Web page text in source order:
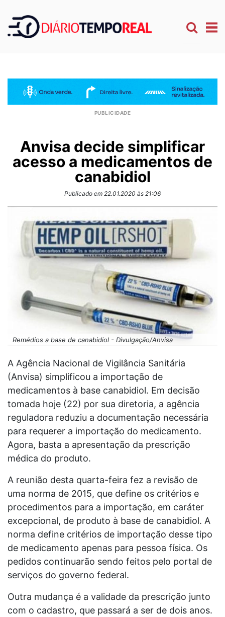
Anvisa decide simplificar
acesso a medicamentos de
canabidiol
Publicado em 22.01.2020 às 21:06
Remédios a base de canabidiol - Divulgação/Anvisa
A Agência Nacional de Vigilância Sanitária
(Anvisa) simplificou a importação de
medicamentos à base canabidiol. Em decisão
tomada hoje (22) por sua diretoria, a agência
reguladora reduziu a documentação necessária
para requerer a importação do medicamento.
Agora, basta a apresentação da prescrição
médica do produto.
A reunião desta quarta-feira fez a revisão de
uma norma de 2015, que define os critérios e
procedimentos para a importação, em caráter
excepcional, de produto à base de canabidiol. A
norma define critérios de importação desse tipo
de medicamento apenas para pessoa física. Os
pedidos continuarão sendo feitos pelo portal de
serviços do governo federal.
Outra mudança é a validade da prescrição junto
com o cadastro, que passará a ser de dois anos.